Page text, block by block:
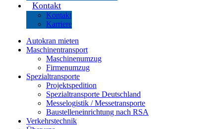
Kontakt
Kontakt
Karriere
Autokran mieten
Maschinentransport
Maschinenumzug
Firmenumzug
Spezialtransporte
Projektspedition
Spezialtransporte Deutschland
Messelogistik / Messetransporte
Baustelleneinrichtung nach RSA
Verkehrstechnik